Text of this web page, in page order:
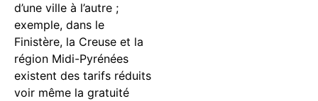
d’une ville à l’autre ;
exemple, dans le
Finistère, la Creuse et la
région Midi-Pyrénées
existent des tarifs réduits
voir même la gratuité